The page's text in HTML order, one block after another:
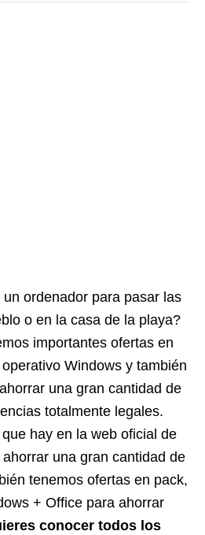
ordenador para pasar las
o en la casa de la playa?
importantes ofertas en
Windows y también
una gran cantidad de
totalmente legales.
hay en la web oficial de
una gran cantidad de
tenemos ofertas en pack,
+ Office para ahorrar
conocer todos los